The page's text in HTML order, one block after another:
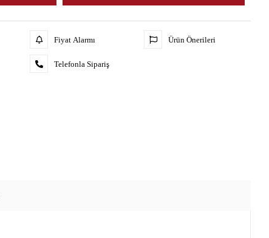
Fiyat Alarmı
Telefonla Sipariş
Ürün Önerileri